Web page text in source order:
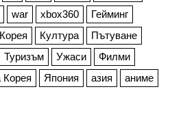
war xbox360
Гейминг
Корея Култура
Пътуване
Туризъм Ужаси
Филми
Япония азия
аниме